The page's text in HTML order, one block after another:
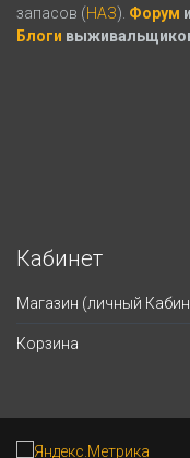
запасов (НАЗ). Форум и
Блоги
Кабинет
Магазин (личный
Корзина